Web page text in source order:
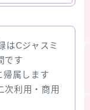
はCジャスミ
です
帰属します
次利用・商用